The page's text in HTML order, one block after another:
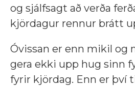
og sjálfsagt að verða
kjördagur rennur brátt
Óvissan er enn mikil og
gera ekki upp hug sinn
fyrir kjördag. Enn er því